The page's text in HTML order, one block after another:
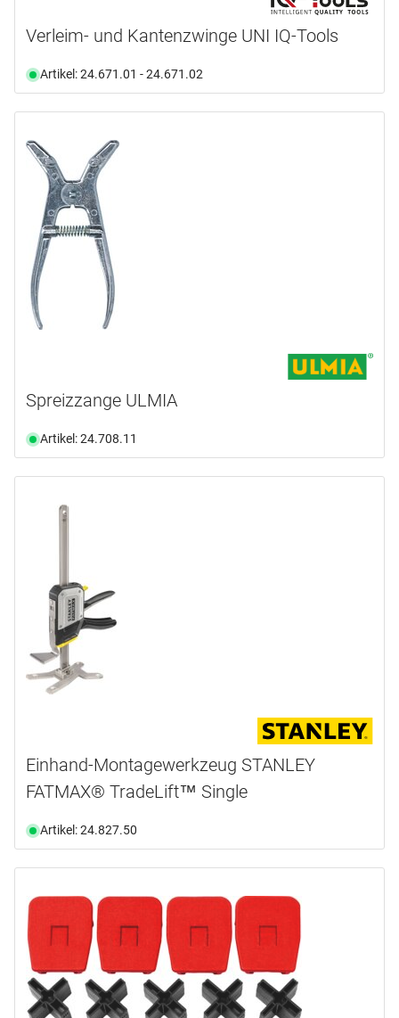
Verleim- und Kantenzwinge UNI IQ-Tools
Artikel: 24.671.01 - 24.671.02
Spreizzange ULMIA
Artikel: 24.708.11
Einhand-Montagewerkzeug STANLEY
FATMAX® TradeLift™ Single
Artikel: 24.827.50